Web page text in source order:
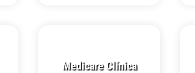
Medicare Clínica